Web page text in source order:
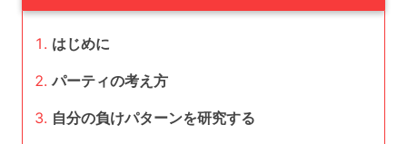
はじめに
パーティの考え方
自分の負けパターンを研究する